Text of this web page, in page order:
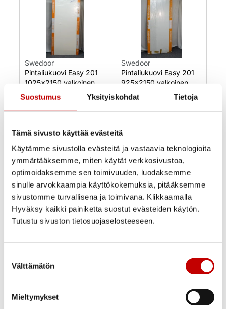
Suostumus Yksityiskohdat Tietoja
Tämä sivusto käyttää evästeitä
Käytämme sivustolla evästeitä ja vastaavia teknologioita
ymmärtääksemme, miten käytät verkkosivustoa,
optimoidaksemme sen toimivuuden, luodaksemme
sinulle arvokkaampia käyttökokemuksia, pitääksemme
sivustomme turvallisena ja toimivana. Klikkaamalla
Hyväksy kaikki painiketta suostut evästeiden käytön.
Tutustu sivuston tietosuojaselosteeseen.
valinta
Välttämätön
Mieltymykset
Swedoor
Pintaliukuovi Easy 201
1025×2150 valkoinen
195,00€126,76
II -Laatu
Varastossa
Toimitusaika 1–3
arkipäivää
OSTA NYT
Swedoor
Pintaliukuovi Easy 201
925×2150 valkoinen
II -Laatu
Varastossa
Toimitusaika 1–3
arkipäivää
OSTA NYT
Softclose-hidastin
liukuovelle seinän